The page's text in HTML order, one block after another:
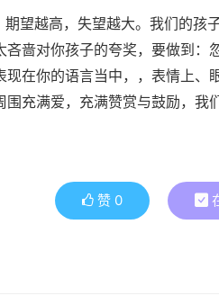
期望越高，失望越大。我们的
啬对你孩子的夸奖，要做到：
现在你的语言当中，，表情上
充满爱，充满赞赏与鼓励，我
赞 0